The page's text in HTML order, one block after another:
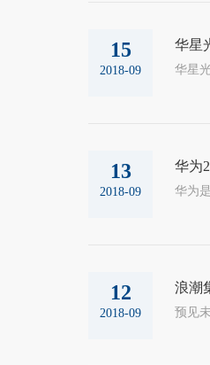
15
2018-09
华星
13
2018-09
华为
12
2018-09
浪潮